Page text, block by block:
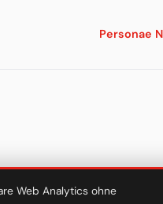
Personae
Web Analytics ohne